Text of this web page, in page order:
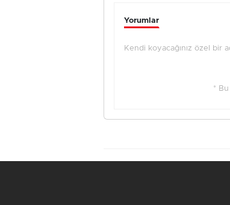
Yorumlar
Kendi koyacağınız özel bir
*